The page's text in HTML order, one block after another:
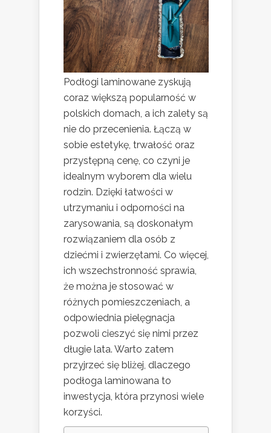
Podłogi laminowane zyskują
coraz większą popularność w
polskich domach, a ich zalety są
nie do przecenienia. Łączą w
sobie estetykę, trwałość oraz
przystępną cenę, co czyni je
idealnym wyborem dla wielu
rodzin. Dzięki łatwości w
utrzymaniu i odporności na
zarysowania, są doskonałym
rozwiązaniem dla osób z
dziećmi i zwierzętami. Co więcej,
ich wszechstronność sprawia,
że można je stosować w
różnych pomieszczeniach, a
odpowiednia pielęgnacja
pozwoli cieszyć się nimi przez
długie lata. Warto zatem
przyjrzeć się bliżej, dlaczego
podłoga laminowana to
inwestycja, która przynosi wiele
korzyści.